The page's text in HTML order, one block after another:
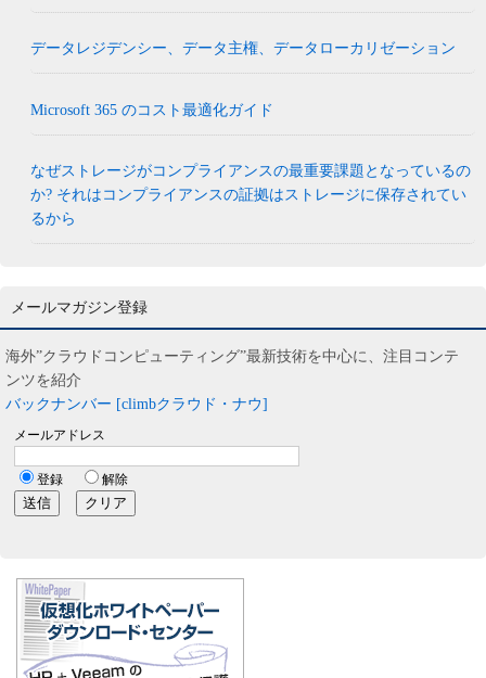
データレジデンシー、データ主権、データローカリゼーション
Microsoft 365 のコスト最適化ガイド
なぜストレージがコンプライアンスの最重要課題となっているの
か? それはコンプライアンスの証拠はストレージに保存されてい
るから
メールマガジン登録
海外”クラウドコンピューティング”最新技術を中心に、注目コンテ
ンツを紹介
バックナンバー [climbクラウド・ナウ]